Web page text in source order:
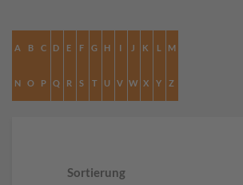
A B C D E F G H I J K L M
N O P Q R S T U V W X Y Z
Sortierung